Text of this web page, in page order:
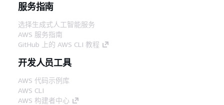
服务指南
选择生成式人工智能服务
AWS 服务指南
GitHub 上的 AWS CLI 教程
开发人员工具
AWS 代码示例库
AWS CLI
AWS 构建者中心